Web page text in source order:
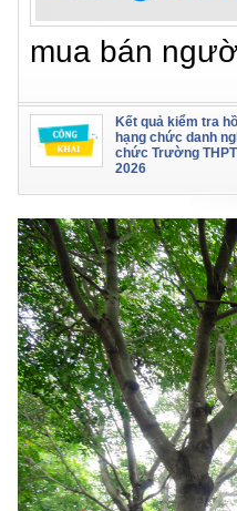
mua bán
Kết quả kiểm tra
hạng chức danh
chức Trường
2026